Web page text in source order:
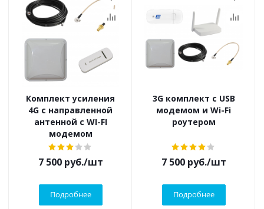
Комплект усиления
4G с направленной
антенной с WI-FI
модемом
7 500руб./шт
Подробнее
3G комплект с USB
модемом и Wi-Fi
роутером
7 500руб./шт
Подробнее